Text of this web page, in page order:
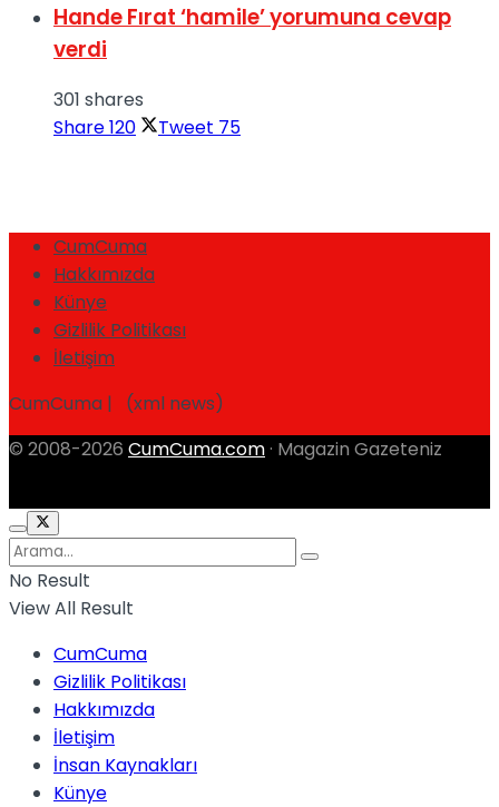
Hande Fırat ‘hamile’ yorumuna cevap
verdi
301 shares
Share120 Tweet 75
CumCuma
Hakkımızda
Künye
Gizlilik Politikası
İletişim
CumCuma | (xml news)
© 2008-2026 CumCuma.com · Magazin Gazeteniz
No Result
View All Result
CumCuma
Gizlilik Politikası
Hakkımızda
İletişim
İnsan Kaynakları
Künye